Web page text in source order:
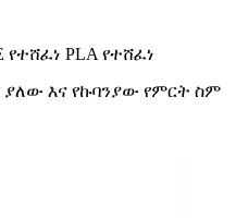
የተሸፈነ PLA የተሸፈነ
ያለው እና የኩባንያው የምርት ስም